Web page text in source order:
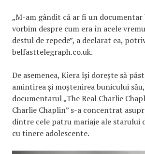
„M-am gândit că ar fi un documentar
vorbim despre cum era în acele
destul de repede”, a declarat ea,
belfasttelegraph.co.uk.
De asemenea, Kiera își dorește să
amintirea și moștenirea bunicului
documentarul „The Real Charlie
Charlie Chaplin” s-a concentrat
dintre cele patru mariaje ale starului
cu tinere adolescente.